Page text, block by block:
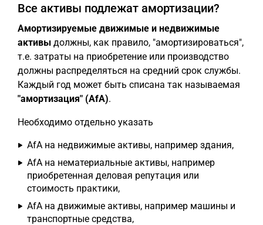
Все активы подлежат амортизации?
Амортизируемые движимые и недвижимые
активы должны, как правило, "амортизироваться",
т.е. затраты на приобретение или производство
должны распределяться на средний срок службы.
Каждый год может быть списана так называемая
"амортизация" (AfA).
Необходимо отдельно указать
AfA на недвижимые активы, например здания,
AfA на нематериальные активы, например
приобретенная деловая репутация или
стоимость практики,
AfA на движимые активы, например машины и
транспортные средства,